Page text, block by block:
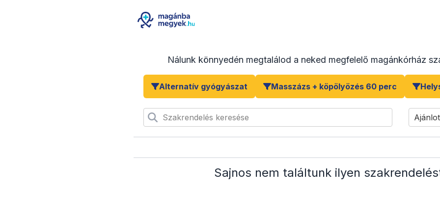
Nálunk könnyedén megtalálod a neked megfelelő magánkórház
Alternatív gyógyászat Masszázs + köpölyözés 60 perc
Szakrendelés keresése
Sajnos nem találtunk ilyen